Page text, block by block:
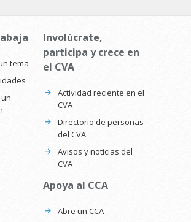
tema
Involúcrate,
participa y crece en
el CVA
Actividad reciente en el
CVA
Directorio de personas
del CVA
Avisos y noticias del
CVA
Apoya al CCA
Abre un CCA